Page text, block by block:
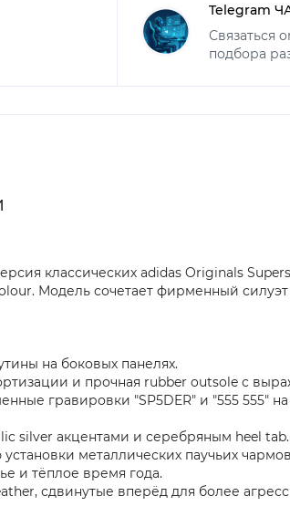
Telegram
Связаться
подбора
классических adidas Originals
Модель сочетает фирменный
на боковых панелях.
и прочная rubber outsole с
гравировки "SP5DER" и "555
silver акцентами и серебряным heel tab.
металлических паучьих
и тёплое время года.
сдвинутые вперёд для более